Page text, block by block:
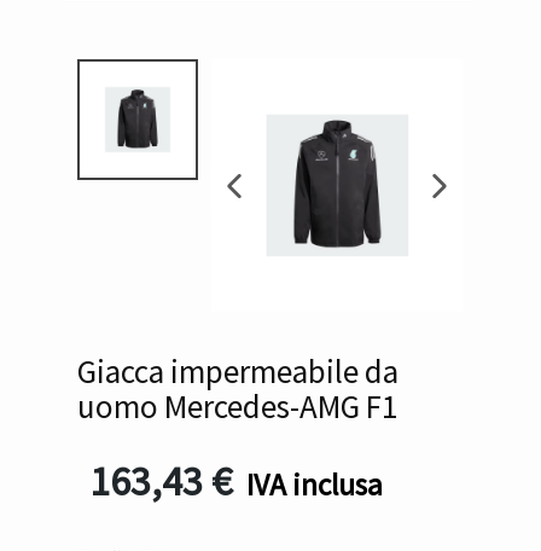
Giacca impermeabile da
uomo Mercedes-AMG F1
163,43€ IVA inclusa